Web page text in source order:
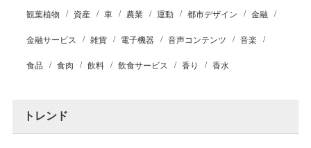
観葉植物 資産 車 農業 運動 都市デザイン 金融
金融サービス 雑貨 電子機器 音声コンテンツ 音楽
食品 食肉 飲料 飲食サービス 香り 香水
トレンド